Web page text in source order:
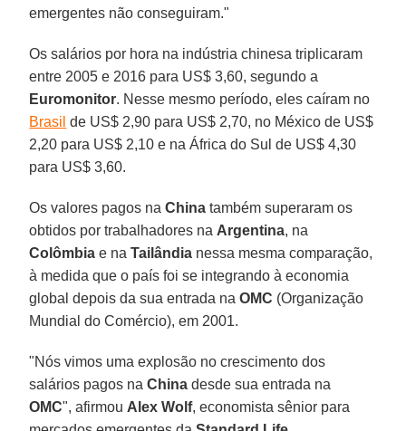
emergentes não conseguiram."
Os salários por hora na indústria chinesa triplicaram
entre 2005 e 2016 para US$ 3,60, segundo a
Euromonitor. Nesse mesmo período, eles caíram no
Brasil de US$ 2,90 para US$ 2,70, no México de US$
2,20 para US$ 2,10 e na África do Sul de US$ 4,30
para US$ 3,60.
Os valores pagos naChina também superaram os
obtidos por trabalhadores na Argentina, na
Colômbia e naTailândia nessa mesma comparação,
à medida que o país foi se integrando à economia
global depois da sua entrada naOMC (Organização
Mundial do Comércio), em 2001.
"Nós vimos uma explosão no crescimento dos
salários pagos naChina desde sua entrada na
OMC", afirmou Alex Wolf, economista sênior para